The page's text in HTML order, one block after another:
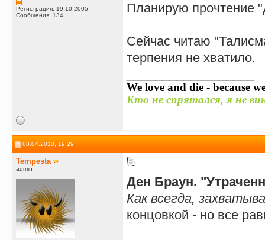
Регистрация: 19.10.2005
Сообщения: 134
Планирую прочтение
Сейчас читаю
терпения не хватило.
We love and die - because
Кто не спрятался, я не
08.04.2010, 19:29
Tempesta
admin
Ден Браун.
Как всегда,
концовкой - но все